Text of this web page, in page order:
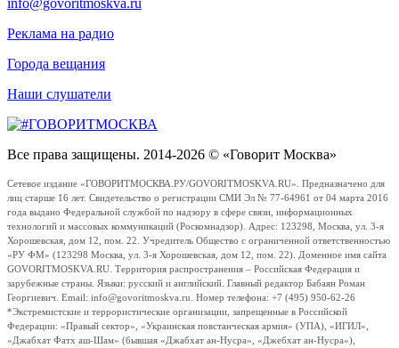
Реклама на радио
Города вещания
Наши слушатели
Все права защищены. 2014-2026 © «Говорит Москва»
Сетевое издание «ГОВОРИТМОСКВА.РУ/GOVORITMOSKVA.RU». Предназначено для
лиц старше 16 лет. Свидетельство о регистрации СМИ Эл № 77-64961 от 04 марта 2016
года выдано Федеральной службой по надзору в сфере связи, информационных
технологий и массовых коммуникаций (Роскомнадзор). Адрес: 123298, Москва, ул. 3-я
Хорошевская, дом 12, пом. 22. Учредитель Общество с ограниченной ответственностью
«РУ ФМ» (123298 Москва, ул. 3-я Хорошевская, дом 12, пом. 22). Доменное имя сайта
GOVORITMOSKVA.RU. Территория распространения – Российская Федерация и
зарубежные страны. Языки: русский и английский. Главный редактор Бабаян Роман
Георгиевич. Email: info@govoritmoskva.ru. Номер телефона: +7 (495) 950-62-26
*Экстремистские и террористические организации, запрещенные в Российской
Федерации: «Правый сектор», «Украинская повстанческая армия» (УПА), «ИГИЛ»,
«Джабхат Фатх аш-Шам» (бывшая «Джабхат ан-Нусра», «Джебхат ан-Нусра»),